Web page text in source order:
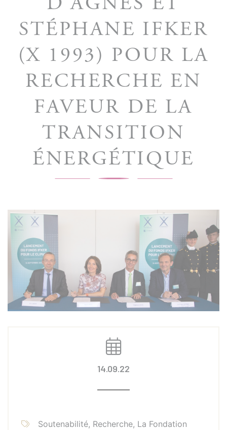
STÉPHANE IFKER
(X 1993) POUR LA
RECHERCHE EN
FAVEUR DE LA
TRANSITION
ÉNERGÉTIQUE
14.09.22
Soutenabilité, Recherche, La Fondation